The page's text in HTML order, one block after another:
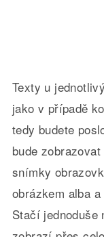
Texty u
jako v případě
tedy budete
bude
snímky
obrázkem alba
Stačí jednoduše